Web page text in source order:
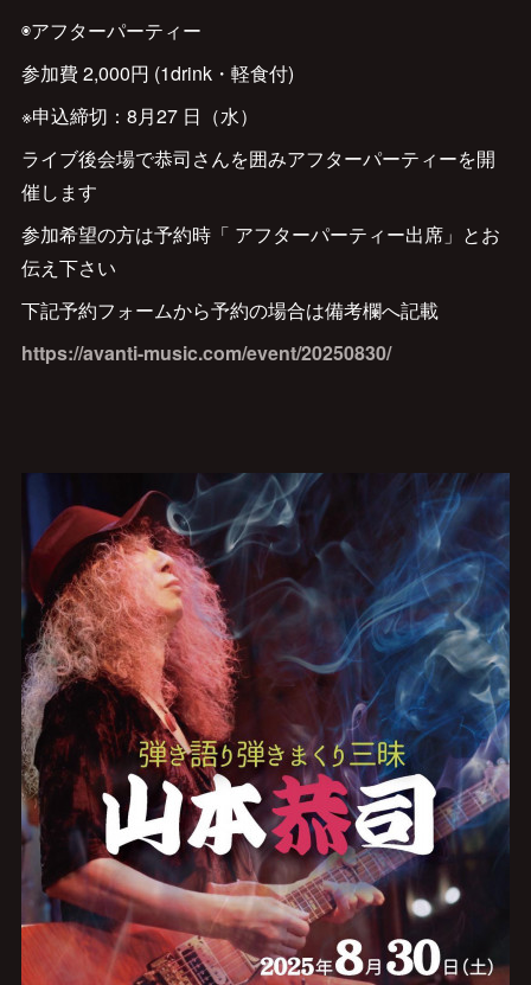
◉アフターパーティー
参加費 2,000円 (1drink・軽食付)
※申込締切：8月27 日（水）
ライブ後会場で恭司さんを囲みアフターパーティーを開
催します
参加希望の方は予約時「 アフターパーティー出席」とお
伝え下さい
下記予約フォームから予約の場合は備考欄へ記載
https://avanti-music.com/event/20250830/